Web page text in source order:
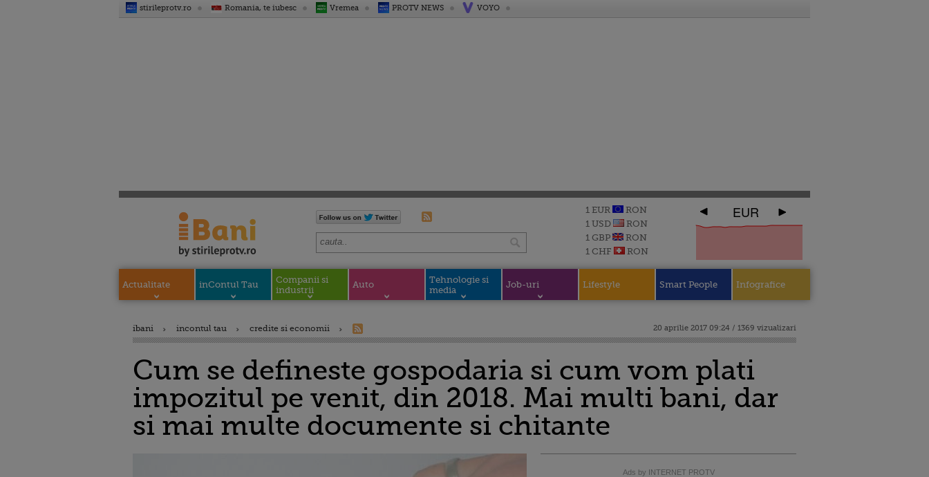
stirileprotv.ro Romania, te iubesc Vremea PROTV NEWS VOYO
1 EUR
RON
1 USD
RON
1 GBP
RON
1 CHF
RON
EUR
Actualitate inContul Tau
Companii si
industrii
Auto
Tehnologie si
media
Job-uri Lifestyle Smart People Infografice
ibani incontul tau credite si economii 20 aprilie 2017 09:24 / 1369 vizualizari
Cum se defineste gospodaria si cum vom plati
impozitul pe venit, din 2018. Mai multi bani, dar
si mai multe documente si chitante
Ads by INTERNET PROTV